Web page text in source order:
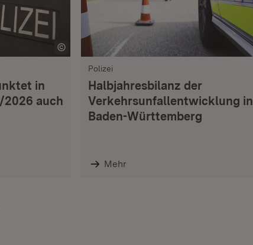
in
2026 auch
Polizei
Halbjahresbilanz der
Verkehrsunfallentwicklung in
Baden-Württemberg
Mehr
6 9
Kachel: 12